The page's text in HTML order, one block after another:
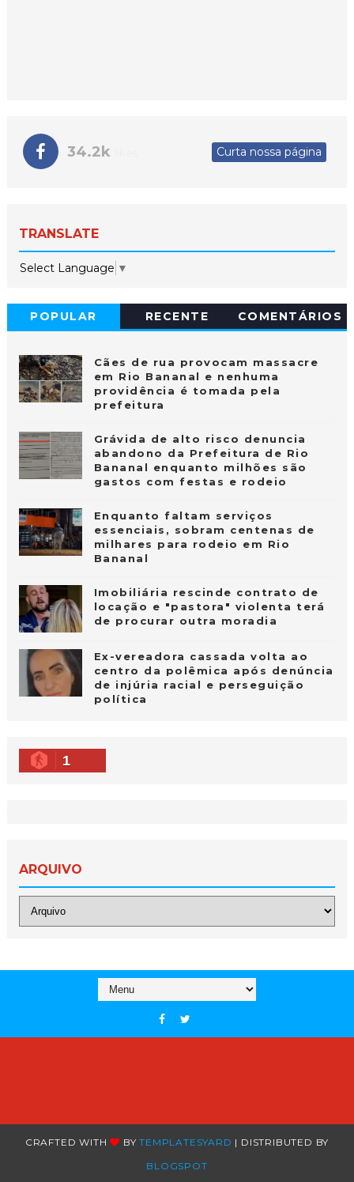
34.2k Curta nossa página
TRANSLATE
Select Language ▼
POPULAR RECENTE COMENTÁRIOS
Cães de rua provocam massacre
em Rio Bananal e nenhuma
providência é tomada pela
prefeitura
Grávida de alto risco denuncia
abandono da Prefeitura de Rio
Bananal enquanto milhões são
gastos com festas e rodeio
Enquanto faltam serviços
essenciais, sobram centenas de
milhares para rodeio em Rio
Bananal
Imobiliária rescinde contrato de
locação e "pastora" violenta terá
de procurar outra moradia
Ex-vereadora cassada volta ao
centro da polêmica após denúncia
de injúria racial e perseguição
política
1
ARQUIVO
CRAFTED WITH BYTEMPLATESYARD | DISTRIBUTED BY
BLOGSPOT